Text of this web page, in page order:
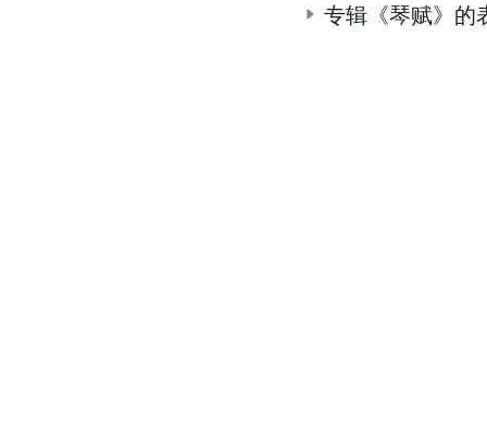
专辑《琴赋》的